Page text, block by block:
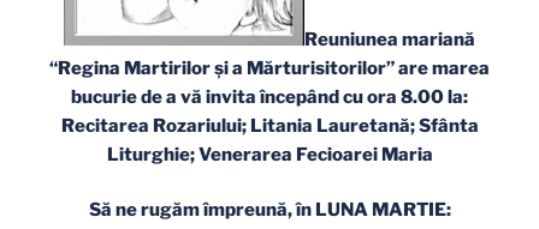
Reuniunea mariană
“Regina Martirilor şi a Mărturisitorilor” are marea
bucurie de a vă invita începând cu ora 8.00 la:
Recitarea Rozariului; Litania Lauretană; Sfânta
Liturghie; Venerarea Fecioarei Maria
Să ne rugăm împreună, în LUNA MARTIE: